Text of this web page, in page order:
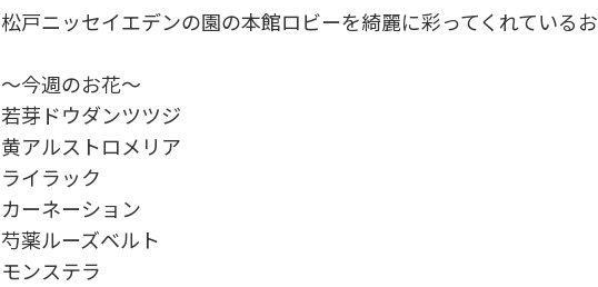
松戸ニッセイエデンの園の本館ロビーを綺麗に彩ってくれている
～今週のお花～
若芽ドウダンツツジ
黄アルストロメリア
ライラック
カーネーション
芍薬ルーズベルト
モンステラ